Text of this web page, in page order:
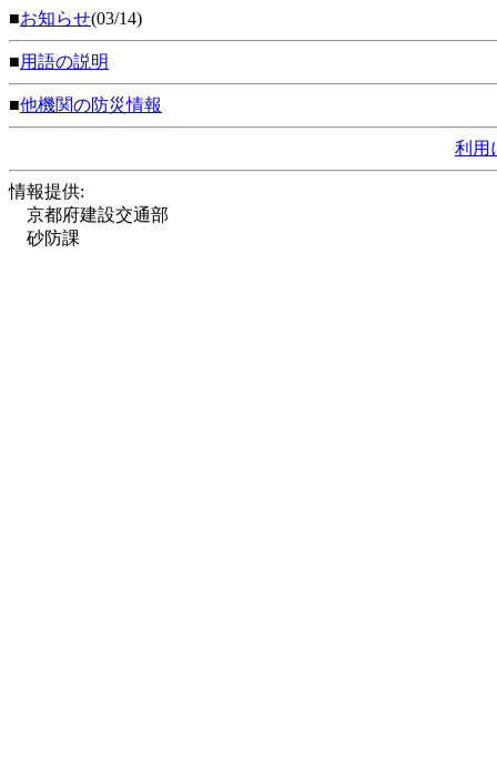
■お知らせ(03/14)
■用語の説明
■他機関の防災情報
利用
情報提供:
京都府建設交通部
砂防課